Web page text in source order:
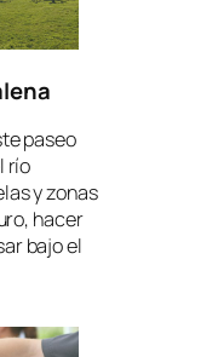
paseo
río
y zonas
hacer
bajo el